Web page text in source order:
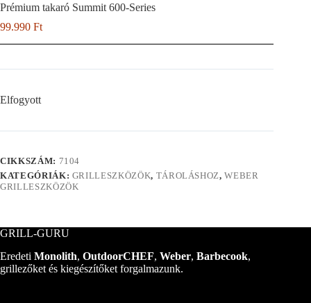
Prémium takaró Summit 600-Series
99.990 Ft
Elfogyott
CIKKSZÁM: 7104
KATEGÓRIÁK: GRILLESZKÖZÖK, TÁROLÁSHOZ,WEBER
GRILLESZKÖZÖK
GRILL-GURU
Eredeti Monolith, OutdoorCHEF, Weber, Barbecook,
grillezőket és kiegészítőket forgalmazunk.